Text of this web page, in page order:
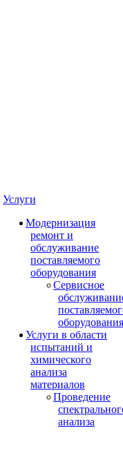
Услуги
Модернизация
ремонт и
обслуживание
поставляемого
оборудования
Сервисное
оборудования
Услуги в области
испытаний и
химического
анализа
материалов
Проведение
анализа